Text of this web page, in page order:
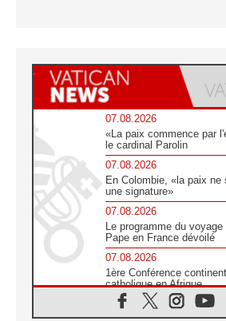
07.08.2026
«La paix commence par
le cardinal Parolin
07.08.2026
En Colombie, «la paix ne
une signature»
07.08.2026
Le programme du
Pape en France dévoilé
07.08.2026
1ère Conférence
catholique en Afrique
07.08.2026